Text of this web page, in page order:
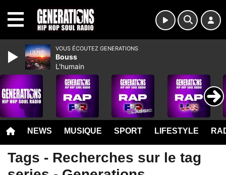
NEWS MUSIQUE SPORT LIFESTYLE
Tags - Recherches sur le tag
VOUS ÉCOUTEZ GENERATIONS
Bouss
L'humain